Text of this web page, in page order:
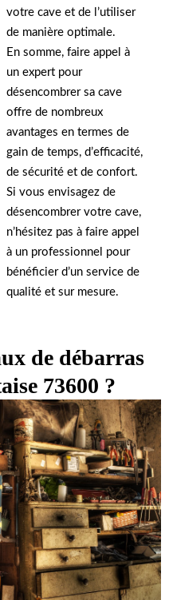
votre cave et de l’utiliser
de manière optimale.
En somme, faire appel à
un expert pour
désencombrer sa cave
offre de nombreux
avantages en termes de
gain de temps, d’efficacité,
de sécurité et de confort.
Si vous envisagez de
désencombrer votre cave,
n’hésitez pas à faire appel
à un professionnel pour
bénéficier d’un service de
qualité et sur mesure.
de débarras
73600 ?